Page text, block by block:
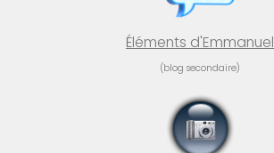
Éléments d'Emmanuel
(blog secondaire)